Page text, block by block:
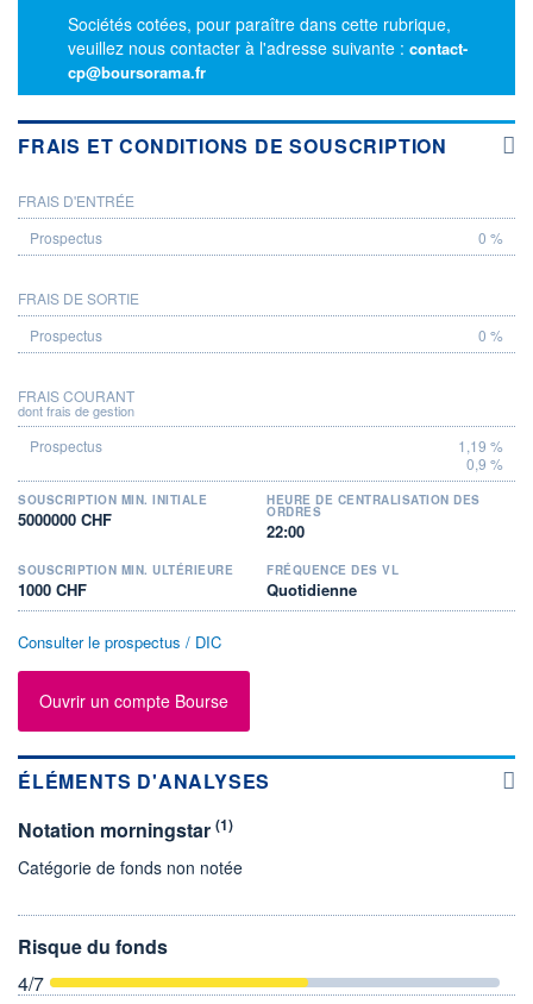
Sociétés cotées, pour paraître dans cette rubrique,
veuillez nous contacter à l'adresse suivante : contact-
cp@boursorama.fr
FRAIS ET CONDITIONS DE SOUSCRIPTION
PROSPECTUS
FRAIS D'ENTRÉE
0 %
FRAIS DE SORTIE
0 %
FRAIS COURANT
dont frais de gestion
1,19 %
0,9 %
SOUSCRIPTION MIN. INITIALE
5000000 CHF
HEURE DE CENTRALISATION DES
ORDRES
22:00
SOUSCRIPTION MIN. ULTÉRIEURE
1000 CHF
FRÉQUENCE DES VL
Quotidienne
Consulter le prospectus / DIC
Ouvrir un compte Bourse
ÉLÉMENTS D'ANALYSES
Notation morningstar (1)
Catégorie de fonds non notée
Risque du fonds
4/7